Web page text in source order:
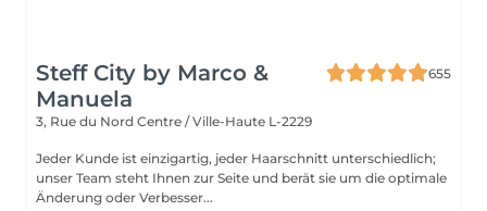
Steff City by Marco &
Manuela
655
3, Rue du Nord Centre / Ville-Haute L-2229
Jeder Kunde ist einzigartig, jeder Haarschnitt unterschiedlich;
unser Team steht Ihnen zur Seite und berät sie um die optimale
Änderung oder Verbesser...